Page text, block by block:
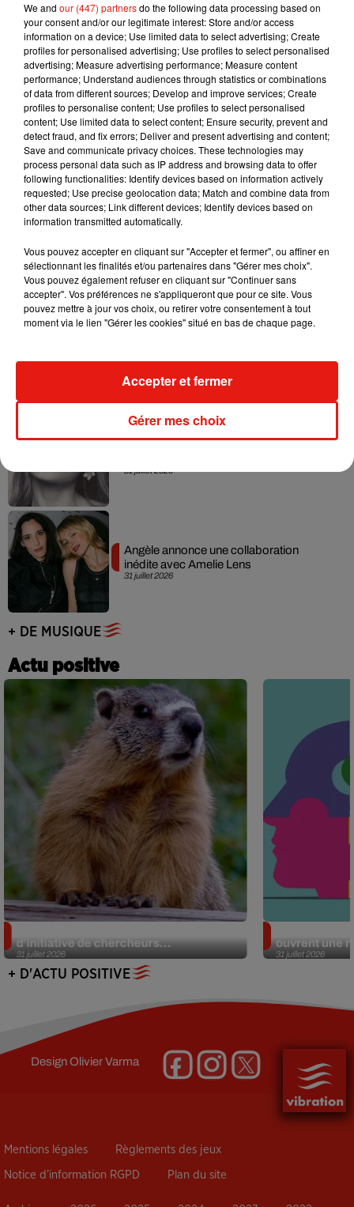
5 août 2026
Benny Blanco invite Selena Gomez et
Becky G sur son nouveau single
4 août 2026
Tiny Desk invite Charlie Puth pour une
live session solaire
4 août 2026
sa tournée mondiale
31 juillet 2026
31 juillet 2026
Angèle annonce une collaboration
inédite avec Amelie Lens
+ DE MUSIQUE
Actu positive
31 juillet 2026
d’initiative de chercheurs...
31 juillet 2026
ouvrent une
+ D'ACTU POSITIVE
DesignOlivier Varma
Mentions légales Règlements des jeux
Notice d’information RGPD Plan du site
We and our (447) partnersdo the following data processing based on
your consent and/or our legitimate interest: Store and/or access
information on a device; Use limited data to select advertising; Create
profiles for personalised advertising; Use profiles to select personalised
advertising; Measure advertising performance; Measure content
performance; Understand audiences through statistics or combinations
of data from different sources; Develop and improve services; Create
profiles to personalise content; Use profiles to select personalised
content; Use limited data to select content; Ensure security, prevent and
detect fraud, and fix errors; Deliver and present advertising and content;
Save and communicate privacy choices. These technologies may
process personal data such as IP address and browsing data to offer
following functionalities: Identify devices based on information actively
requested; Use precise geolocation data; Match and combine data from
other data sources; Link different devices; Identify devices based on
information transmitted automatically.
Vous pouvez accepter en cliquant sur "Accepter et fermer", ou affiner en
sélectionnant les finalités et/ou partenaires dans "Gérer mes choix".
Vous pouvez également refuser en cliquant sur "Continuer sans
accepter". Vos préférences ne s'appliqueront que pour ce site. Vous
pouvez mettre à jour vos choix, ou retirer votre consentement à tout
moment via le lien "Gérer les cookies" situé en bas de chaque page.
Gérer mes choix
Accepter et fermer